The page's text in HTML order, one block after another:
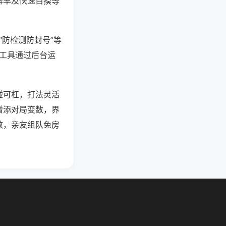
检测防封号”等
具通过后台运
可杠，打法灵活
对局变数，界
亲友组队免房